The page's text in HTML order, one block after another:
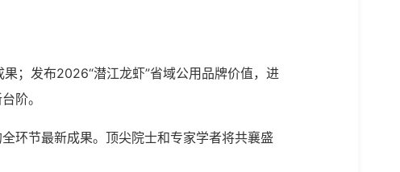
；发布2026“潜江龙虾”省域公用品牌价值，进
阶。
环节最新成果。顶尖院士和专家学者将共襄盛